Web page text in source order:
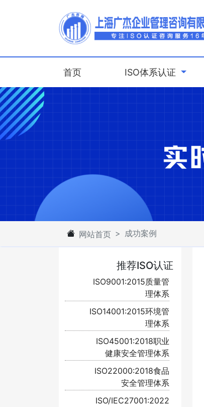
首页(current) ISO体系认证
网站首页 成功案例
推荐ISO认证
ISO9001:2015质量管
理体系
ISO14001:2015环境管
理体系
ISO45001:2018职业
健康安全管理体系
ISO22000:2018食品
安全管理体系
ISO/IEC27001:2022